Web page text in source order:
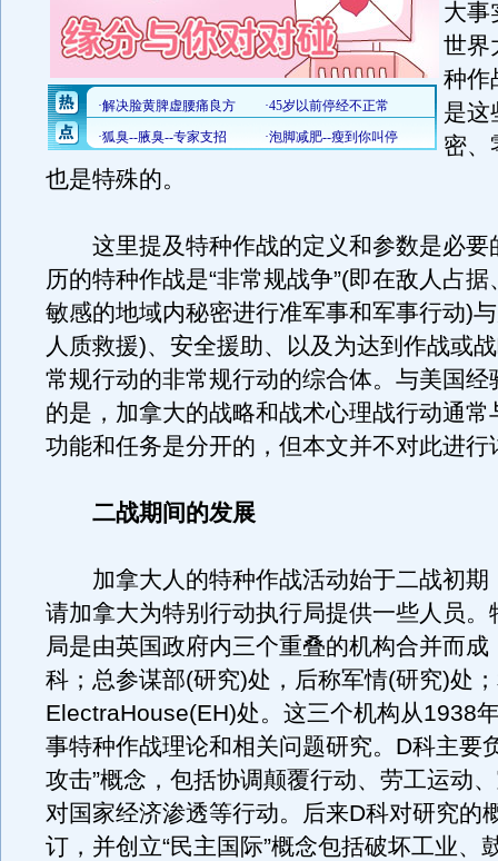
大事
世界
种作
是这
密、
也是特殊的。
这里提及特种作战的定义和参数是必要
历的特种作战是“非常规战争”(即在敌人占
敏感的地域内秘密进行准军事和军事行动)
人质救援)、安全援助、以及为达到作战或
常规行动的非常规行动的综合体。与美国经
的是，加拿大的战略和战术心理战行动通常
功能和任务是分开的，但本文并不对此进行
二战期间的发展
加拿大人的特种作战活动始于二战初期
请加拿大为特别行动执行局提供一些人员。
局是由英国政府内三个重叠的机构合并而成
科；总参谋部(研究)处，后称军情(研究)处
ElectraHouse(EH)处。这三个机构从1938
事特种作战理论和相关问题研究。D科主要
攻击”概念，包括协调颠覆行动、劳工运动
对国家经济渗透等行动。后来D科对研究的
订，并创立“民主国际”概念包括破坏工业、